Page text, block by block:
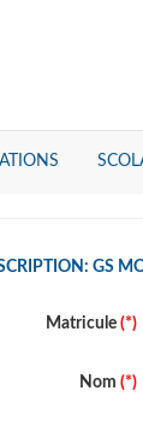
GS
Matricule (*)
Nom (*)